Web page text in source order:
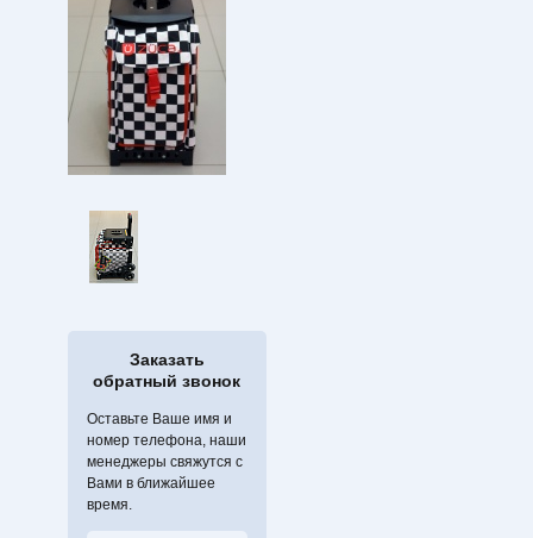
Заказать
обратный звонок
Оставьте Ваше имя и
номер телефона, наши
менеджеры свяжутся с
Вами в ближайшее
время.